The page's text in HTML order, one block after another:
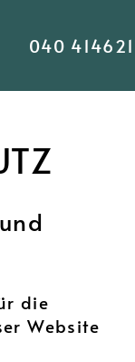
040
die
Website